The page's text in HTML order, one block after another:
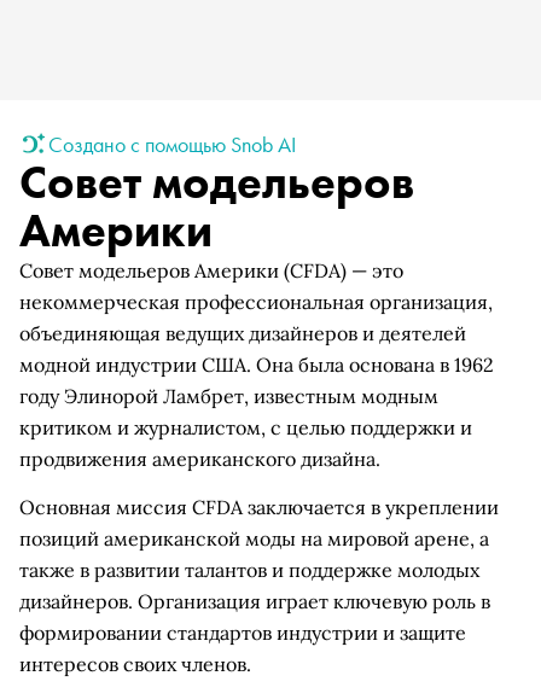
Создано с помощью Snob AI
Совет модельеров
Америки
Совет модельеров Америки (CFDA) — это
некоммерческая профессиональная организация,
объединяющая ведущих дизайнеров и деятелей
модной индустрии США. Она была основана в 1962
году Элинорой Ламбрет, известным модным
критиком и журналистом, с целью поддержки и
продвижения американского дизайна.
Основная миссия CFDA заключается в укреплении
позиций американской моды на мировой арене, а
также в развитии талантов и поддержке молодых
дизайнеров. Организация играет ключевую роль в
формировании стандартов индустрии и защите
интересов своих членов.